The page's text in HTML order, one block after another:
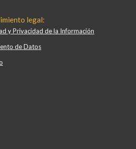
legal:
y Privacidad de la Información
de Datos